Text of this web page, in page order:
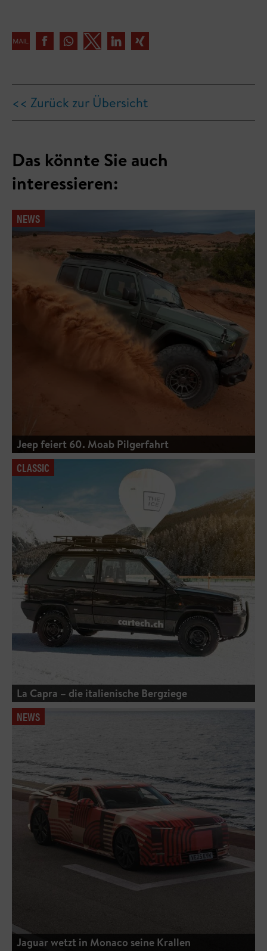
<< Zurück zur Übersicht
Das könnte Sie auch
interessieren:
NEWS
Jeep feiert 60. Moab Pilgerfahrt
CLASSIC
La Capra – die italienische Bergziege
NEWS
Jaguar wetzt in Monaco seine Krallen